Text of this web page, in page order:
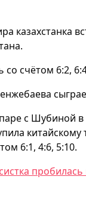
казахстанка
со счётом 6:2,
с Шубиной в
6:1, 4:6, 5:10.